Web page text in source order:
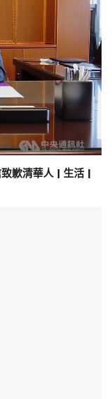
歉清華人 | 生活 |